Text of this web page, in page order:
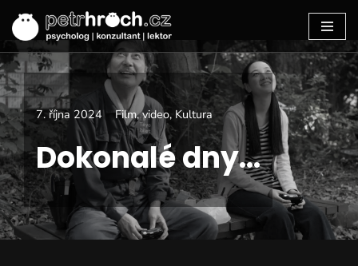
Přeskočit
na
obsah7. října 2024 Film, video, Kultura
Dokonalé dny…